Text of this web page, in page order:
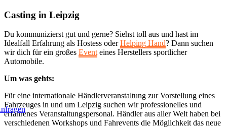
Zum
springen
Casting in Leipzig
Du kommunizierst gut und gerne? Siehst toll aus und hast im
Idealfall Erfahrung als Hostess oderHelping Hand? Dann suchen
wir dich für ein großes Eventeines Herstellers sportlicher
Automobile.
Um was gehts:
Für eine internationale Händlerveranstaltung zur Vorstellung eines
Fahrzeuges in und um Leipzig suchen wir professionelles und
erfahrenes Veranstaltungspersonal. Händler aus aller Welt haben bei
verschiedenen Workshops und Fahrevents die Möglichkeit das neue